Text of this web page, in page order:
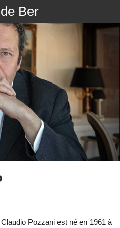
Ber
Pozzani est né en 1961 à